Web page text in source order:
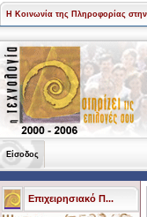
Η Κοινωνία της Πληροφορίας
Είσοδος
Επιχειρησιακό Π...